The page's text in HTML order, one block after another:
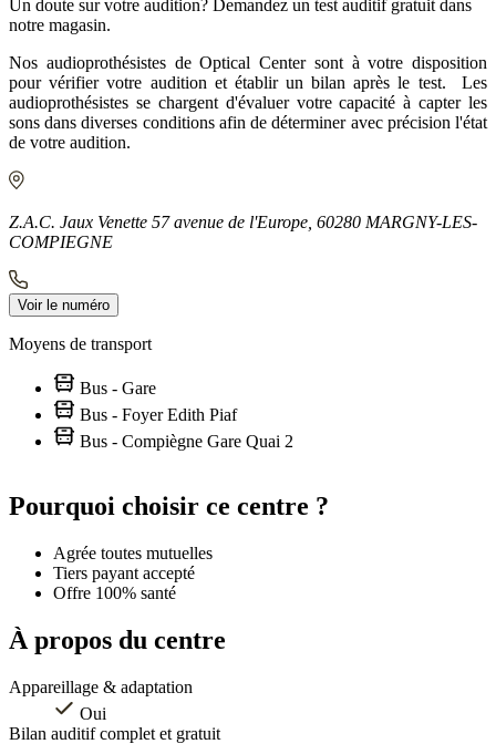
Un doute sur votre audition? Demandez un test auditif gratuit dans
notre magasin.
Nos audioprothésistes de Optical Center sont à votre disposition
pour vérifier votre audition et établir un bilan après le test. Les
audioprothésistes se chargent d'évaluer votre capacité à capter les
sons dans diverses conditions afin de déterminer avec précision l'état
de votre audition.
Z.A.C. Jaux Venette 57 avenue de l'Europe, 60280 MARGNY-LES-
COMPIEGNE
Voir le numéro
Moyens de transport
Bus - Gare
Bus - Foyer Edith Piaf
Bus - Compiègne Gare Quai 2
+
Pourquoi choisir ce centre ?
Agrée toutes mutuelles
Tiers payant accepté
Offre 100% santé
À propos du centre
Appareillage & adaptation
Oui
Bilan auditif complet et gratuit